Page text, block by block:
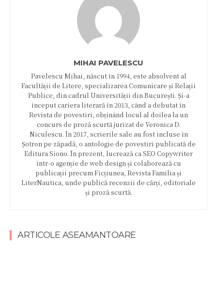
MIHAI PAVELESCU
Pavelescu Mihai, născut în 1994, este absolvent al
Facultății de Litere, specializarea Comunicare și Relații
Publice, din cadrul Universității din București. Și-a
început cariera literară în 2013, când a debutat în
Revista de povestiri, obținând locul al doilea la un
concurs de proză scurtă jurizat de Veronica D.
Niculescu. În 2017, scrierile sale au fost incluse în
Șotron pe zăpadă, o antologie de povestiri publicată de
Editura Siono. În prezent, lucrează ca SEO Copywriter
într-o agenție de web design și colaborează cu
publicații precum Ficțiunea, Revista Familia și
LiterNautica, unde publică recenzii de cărți, editoriale
și proză scurtă.
ARTICOLE ASEAMANTOARE